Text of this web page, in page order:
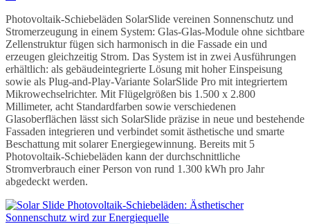
Photovoltaik-Schiebeläden SolarSlide vereinen Sonnenschutz und
Stromerzeugung in einem System: Glas-Glas-Module ohne sichtbare
Zellenstruktur fügen sich harmonisch in die Fassade ein und
erzeugen gleichzeitig Strom. Das System ist in zwei Ausführungen
erhältlich: als gebäudeintegrierte Lösung mit hoher Einspeisung
sowie als Plug-and-Play-Variante SolarSlide Pro mit integriertem
Mikrowechselrichter. Mit Flügelgrößen bis 1.500 x 2.800
Millimeter, acht Standardfarben sowie verschiedenen
Glasoberflächen lässt sich SolarSlide präzise in neue und bestehende
Fassaden integrieren und verbindet somit ästhetische und smarte
Beschattung mit solarer Energiegewinnung. Bereits mit 5
Photovoltaik-Schiebeläden kann der durchschnittliche
Stromverbrauch einer Person von rund 1.300 kWh pro Jahr
abgedeckt werden.